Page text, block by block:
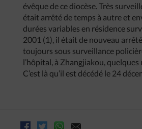
évêque de ce diocèse. Très
était arrêté de temps à autre et
durées variables en résidence
2001 (1), il était de nouveau
toujours sous surveillance
l’hôpital, à Zhangjiakou,
C’est là qu’il est décédé le 24